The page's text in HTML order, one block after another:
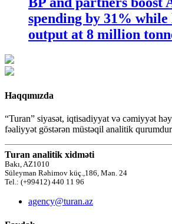
spending by 31%
output at 8 million
Haqqımızda
“Turan” siyasət, iqtisadiyyat və cəmiyyət
fəaliyyət göstərən müstəqil analitik
Turan analitik xidməti
Bakı, AZ1010
Süleyman Rəhimov küç.,186, Mən. 24
Tel.: (+99412) 440 11 96
agency@turan.az